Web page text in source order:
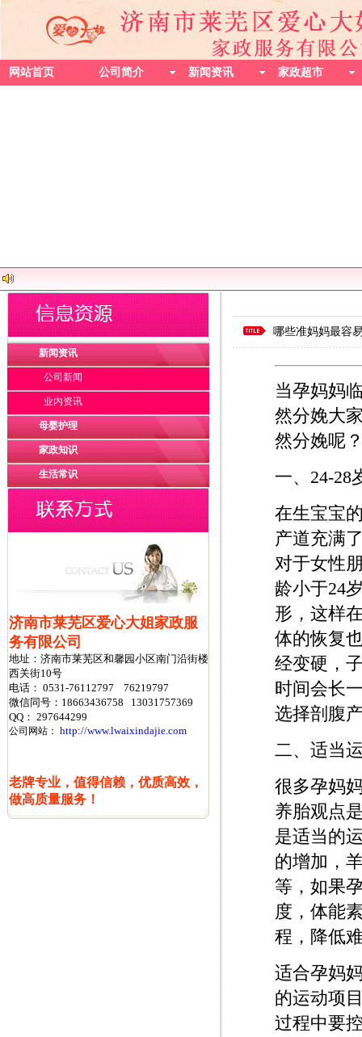
网站首页 公司简介 新闻资讯 家政超市
新闻资讯
公司新闻
业内资讯
母婴护理
家政知识
生活常识
济南市莱芜区爱心大姐家政服
务有限公司
地址：济南市莱芜区和馨园小区南门沿街楼
西关街10号
电话： 0531-76112797 76219797
微信同号：18663436758 13031757369
QQ： 297644299
公司网站： http://www.lwaixindajie.com
老牌专业，值得信赖，优质高效，
做高质量服务！
哪些准妈妈最容
当孕妈妈
然分娩大
然分娩呢
一、24-28
在生宝宝
产道充满
对于女性
龄小于24
形，这样
体的恢复
经变硬，
时间会长
选择剖腹
二、适当
很多孕妈
养胎观点
是适当的
的增加，
等，如果
度，体能
程，降低
适合孕妈
的运动项
过程中要